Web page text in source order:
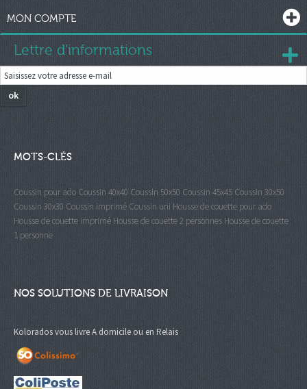
MON COMPTE
Lettre d'informations
ok
MOTS-CLÉS
Coussin pour ado Coussin 40x40 Coussin 50x50 Coussin 45x45Coussin 30x50
Coussin 30x30 Coussin imprimé Coussin uni Housse de couette pour ado
Housse de couette imprimé Housse de couette 2 personnes Housse de couette
1 personne
NOS SOLUTIONS DE LIVRAISON
Kolorados vous livre A domicile ou en Relais